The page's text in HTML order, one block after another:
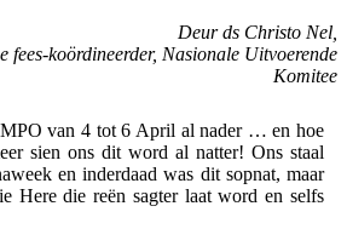
Deur ds Christo Nel,
fees-koördineerder, Nasionale Uitvoerende
Komitee
van 4 tot 6 April al nader … en hoe
sien ons dit word al natter! Ons staal
en inderdaad was dit sopnat, maar
Here die reën sagter laat word en selfs